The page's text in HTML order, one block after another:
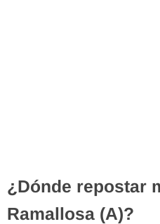
¿Dónde repostar
Ramallosa (A)?